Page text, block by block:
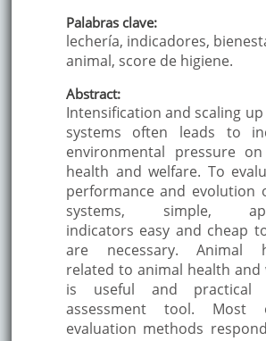
Palabras clave:
lechería, indicadores,
animal, score de higiene.
Abstract:
Intensification and scaling
systems often leads to
environmental pressure
health and welfare. To
performance and evolution
systems, simple,
indicators easy and cheap
are necessary. Animal
related to animal health and
is useful and
assessment tool.
evaluation methods